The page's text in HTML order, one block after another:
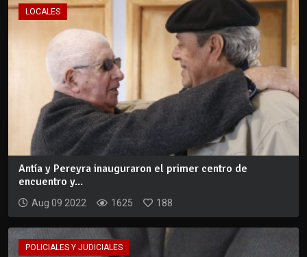
LOCALES
Antía y Pereyra inauguraron el primer centro de
encuentro y...
Aug 09 2022 1625 188
POLICIALES Y JUDICIALES